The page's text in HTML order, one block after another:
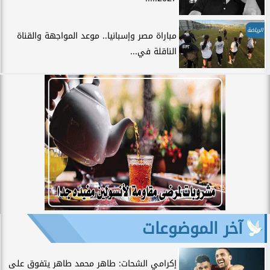
الرياضة
مباراة مصر وإسبانيا.. موعد المواجهة والقناة
الناقلة في...
آخر الموضوعات
إكرامي الشحات: طاهر محمد طاهر يتفوق على